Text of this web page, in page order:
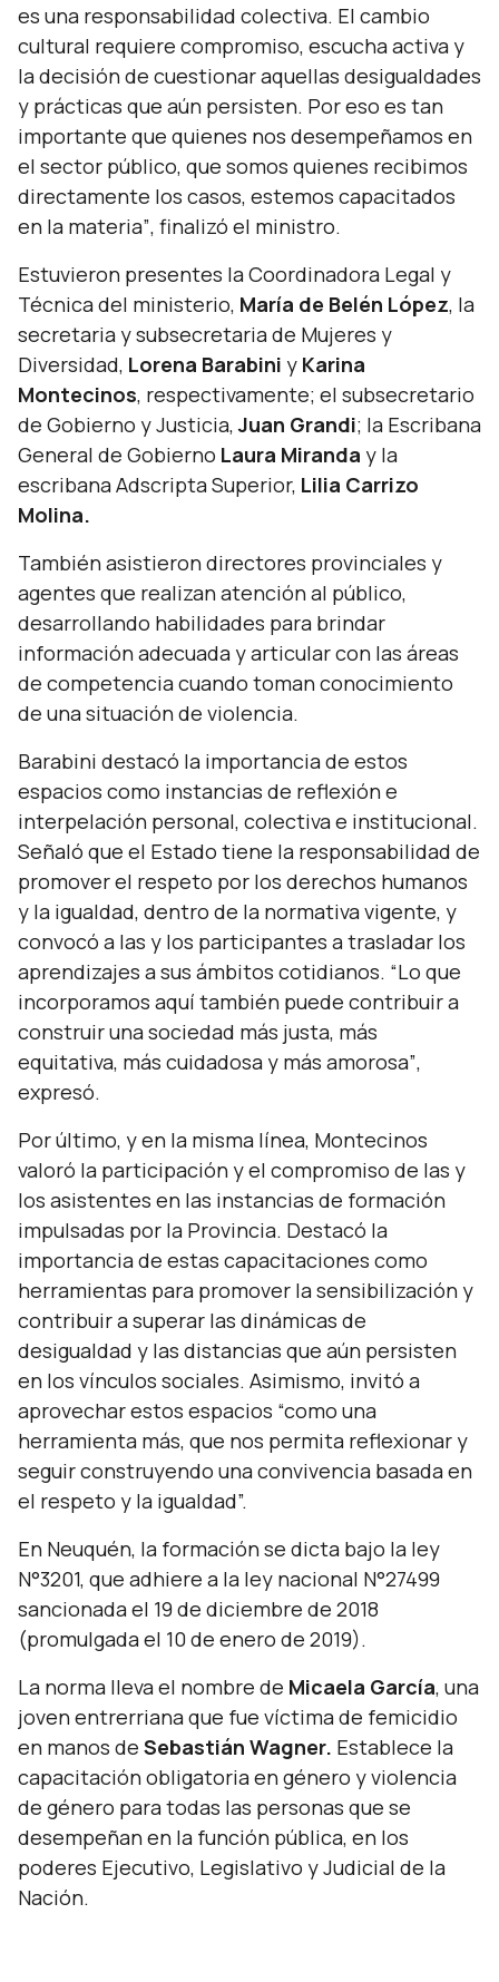
es una responsabilidad colectiva. El cambio
cultural requiere compromiso, escucha activa y
la decisión de cuestionar aquellas desigualdades
y prácticas que aún persisten. Por eso es tan
importante que quienes nos desempeñamos en
el sector público, que somos quienes recibimos
directamente los casos, estemos capacitados
en la materia”, finalizó el ministro.
Estuvieron presentes la Coordinadora Legal y
Técnica del ministerio, María de Belén López, la
secretaria y subsecretaria de Mujeres y
Diversidad, Lorena Barabini y Karina
Montecinos, respectivamente; el subsecretario
de Gobierno y Justicia,Juan Grandi; la Escribana
General de Gobierno Laura Miranda y la
escribana Adscripta Superior, Lilia Carrizo
Molina.
También asistierondirectores provinciales y
agentes que realizan atención al público,
desarrollando habilidades para brindar
información adecuada y articular con las áreas
de competencia cuando toman conocimiento
de una situación de violencia.
Barabini destacó la importancia de estos
espacios como instancias de reflexión e
interpelación personal, colectiva e institucional.
Señaló que el Estado tiene la responsabilidad de
promover el respeto por los derechos humanos
y la igualdad, dentro de la normativa vigente, y
convocó a las y los participantes a trasladar los
aprendizajes a sus ámbitos cotidianos. “Lo que
incorporamos aquí también puede contribuir a
construir una sociedad más justa, más
equitativa, más cuidadosa y más amorosa”,
expresó.
Por último, y en la misma línea, Montecinos
valoró la participación y el compromiso de las y
los asistentes en las instancias de formación
impulsadas por la Provincia. Destacó la
importancia de estas capacitaciones como
herramientas para promover la sensibilización y
contribuir a superar las dinámicas de
desigualdad y las distancias que aún persisten
en los vínculos sociales. Asimismo, invitó a
aprovechar estos espacios “como una
herramienta más, que nos permita reflexionar y
seguir construyendo una convivencia basada en
el respeto y la igualdad”.
En Neuquén, la formación se dicta bajo la ley
N°3201, que adhiere a la ley nacional N°27499
sancionada el 19 de diciembre de 2018
(promulgada el 10 de enero de 2019).
La norma lleva el nombre de Micaela García, una
joven entrerriana que fue víctima de femicidio
en manos de Sebastián Wagner. Establece la
capacitación obligatoria en género y violencia
de género para todas las personas que se
desempeñan en la función pública, en los
poderes Ejecutivo, Legislativo y Judicial de la
Nación.